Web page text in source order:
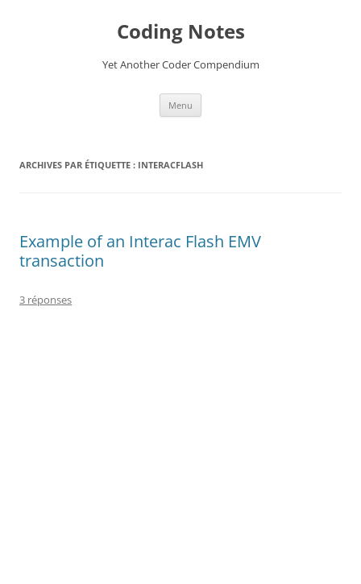
Coding Notes
Yet Another Coder Compendium
Menu
ARCHIVES PAR ÉTIQUETTE : INTERACFLASH
Example of an Interac Flash EMV
transaction
3 réponses